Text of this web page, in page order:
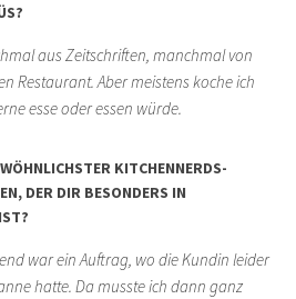
aus Zeitschriften, manchmal von
Restaurant. Aber meistens koche ich
esse oder essen würde.
KITCHENNERDS-A
DER DIR BESONDERS IN E
war ein Auftrag, wo die Kundin leider
hatte. Da musste ich dann ganz